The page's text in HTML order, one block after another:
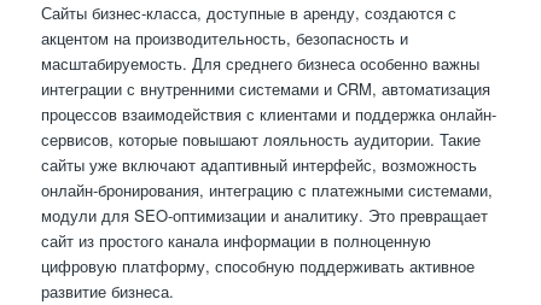
Сайты бизнес-класса, доступные в аренду, создаются с
акцентом на производительность, безопасность и
масштабируемость. Для среднего бизнеса особенно важны
интеграции с внутренними системами и CRM, автоматизация
процессов взаимодействия с клиентами и поддержка онлайн-
сервисов, которые повышают лояльность аудитории. Такие
сайты уже включают адаптивный интерфейс, возможность
онлайн-бронирования, интеграцию с платежными системами,
модули для SEO-оптимизации и аналитику. Это превращает
сайт из простого канала информации в полноценную
цифровую платформу, способную поддерживать активное
развитие бизнеса.